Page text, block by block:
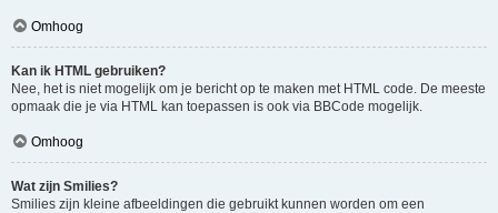
Omhoog
Kan ik HTML gebruiken?
Nee, het is niet mogelijk om je bericht op te maken met HTML code. De meeste
opmaak die je via HTML kan toepassen is ook via BBCode mogelijk.
Omhoog
Wat zijn Smilies?
Smilies zijn kleine afbeeldingen die gebruikt kunnen worden om een